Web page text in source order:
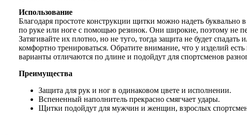
Использование
Благодаря простоте конструкции щитки можно надеть буквально
по руке или ноге с помощью резинок. Они широкие, поэтому не
Затягивайте их плотно, но не туго, тогда защита не будет спадать
комфортно тренироваться. Обратите внимание, что у изделий есть
варианты отличаются по длине и подойдут для спортсменов
Преимущества
Защита для рук и ног в одинаковом цвете и исполнении.
Вспененный наполнитель прекрасно смягчает удары.
Щитки подойдут для мужчин и женщин, взрослых